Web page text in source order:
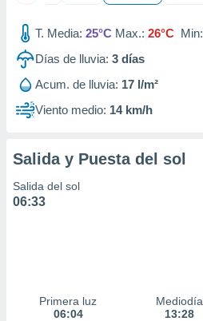
T. Media: 25°C Max.: 26°C Min:
Días de lluvia: 3 días
Acum. de lluvia: 17 l/m²
Viento medio: 14 km/h
Salida y Puesta del sol
Salida del sol
06:33
Primera luz
06:04
Mediodía
13:28